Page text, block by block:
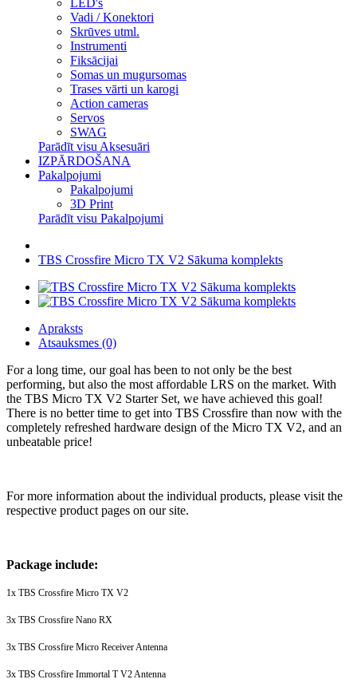
LED's
Vadi / Konektori
Skrūves utml.
Instrumenti
Fiksācijai
Somas un mugursomas
Trases vārti un karogi
Action cameras
Servos
SWAG
Parādīt visu Aksesuāri
IZPĀRDOŠANA
Pakalpojumi
Pakalpojumi
3D Print
Parādīt visu Pakalpojumi
TBS Crossfire Micro TX V2 Sākuma komplekts
Apraksts
Atsauksmes (0)
For a long time, our goal has been to not only be the best
performing, but also the most affordable LRS on the market. With
the TBS Micro TX V2 Starter Set, we have achieved this goal!
There is no better time to get into TBS Crossfire than now with the
completely refreshed hardware design of the Micro TX V2, and an
unbeatable price!
For more information about the individual products, please visit the
respective product pages on our site.
Package include:
1x TBS Crossfire Micro TX V2
3x TBS Crossfire Nano RX
3x TBS Crossfire Micro Receiver Antenna
3x TBS Crossfire Immortal T V2 Antenna